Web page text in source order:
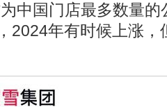
中国门店最多数量
2024年有时候上涨，